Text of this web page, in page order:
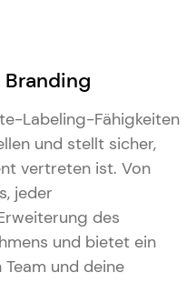
Branding
Labeling-Fähigkeiten
und stellt sicher,
vertreten ist. Von
jeder
des
und bietet ein
und deine